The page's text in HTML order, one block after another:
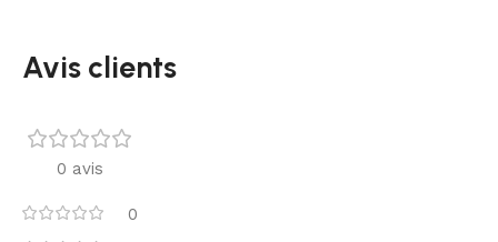
Avis clients
0 avis
0